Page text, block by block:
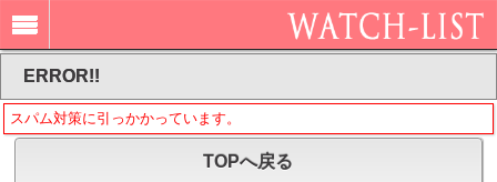
ERROR!!
スパム対策に引っかかっています。
TOPへ戻る